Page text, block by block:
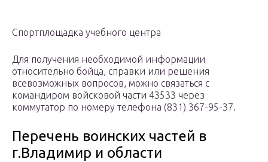
Спортплощадка учебного центра
Для получения необходимой информации
относительно бойца, справки или решения
всевозможных вопросов, можно связаться с
командиром войсковой части 43533 через
коммутатор по номеру телефона (831) 367-95-37.
Перечень воинских частей в
г.Владимир и области